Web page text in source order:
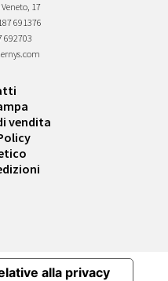
17
691376
692703
vendita
alla privacy